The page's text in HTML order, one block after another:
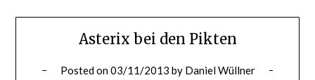
Asterix bei den Pikten
Posted on03/11/2013 by Daniel Wüllner